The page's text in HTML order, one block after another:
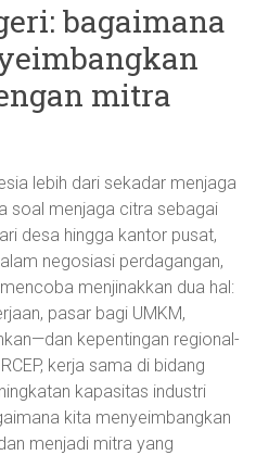
bagaimana
mitra
lebih dari sekadar menjaga
soal menjaga citra sebagai
desa hingga kantor pusat,
negosiasi perdagangan,
menjinakkan dua hal:
pasar bagi UMKM,
kepentingan regional-
kerja sama di bidang
kapasitas industri
kita menyeimbangkan
menjadi mitra yang